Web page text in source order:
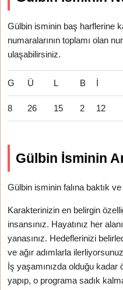
Gülbin isminin baş harflerine
numaralarının toplamı olan
ulaşabilirsiniz.
G Ü L B İ
8 26 15 2 12
Gülbin İsminin
Gülbin isminin falına baktık
Karakterinizin en belirgin
insansınız. Hayatınız her
yanasınız. Hedeflerinizi
ve ağır adımlarla
İş yaşamınızda olduğu kadar
yapıp, o programa sadık